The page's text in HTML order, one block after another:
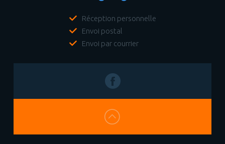
Réception personnelle
Envoi postal
Envoi par courrier